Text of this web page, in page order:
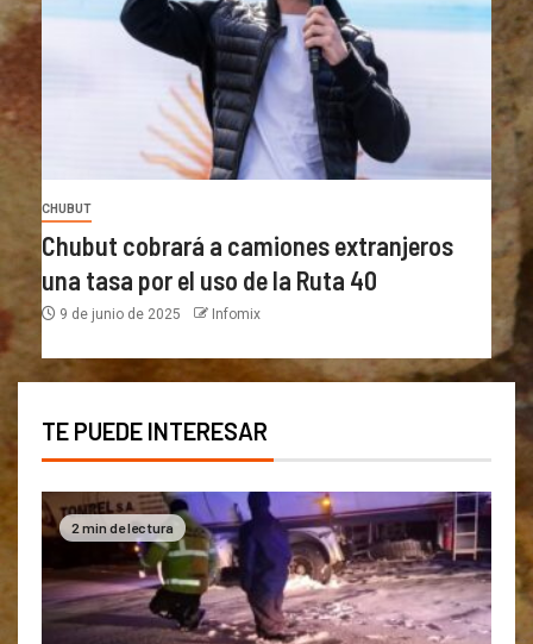
CHUBUT
Chubut cobrará a camiones extranjeros
una tasa por el uso de la Ruta 40
9 de junio de 2025 Infomix
TE PUEDE INTERESAR
2 min de lectura